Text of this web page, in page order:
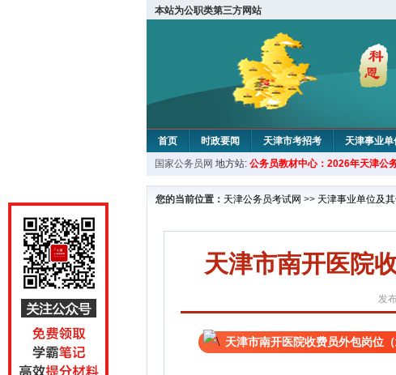
本站为公职类第三方网站
首页 时政要闻 天津市考招考 天津事业
教材中心
国家公务员网 地方站: 公务员教材中心：2026年天津公
您的当前位置： 天津公务员考试网 >> 天津事业单位及
天津市南开医院
发
天津市南开医院收费员外包岗位